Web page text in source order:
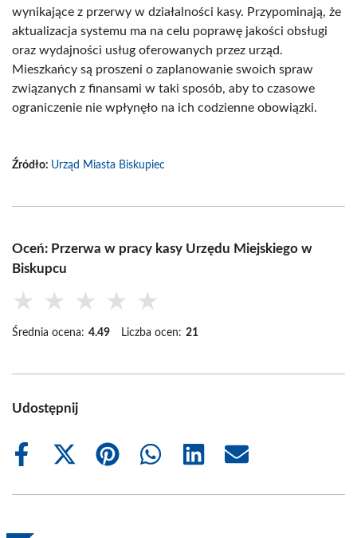
wynikające z przerwy w działalności kasy. Przypominają, że
aktualizacja systemu ma na celu poprawę jakości obsługi
oraz wydajności usług oferowanych przez urząd.
Mieszkańcy są proszeni o zaplanowanie swoich spraw
związanych z finansami w taki sposób, aby to czasowe
ograniczenie nie wpłynęło na ich codzienne obowiązki.
Źródło: Urząd Miasta Biskupiec
Oceń: Przerwa w pracy kasy Urzędu Miejskiego w
Biskupcu
★ ★ ★ ★ ★
Średnia ocena: 4.49 Liczba ocen: 21
Udostępnij
Share
Share
(Twitter)
Share
Share
Share
Share